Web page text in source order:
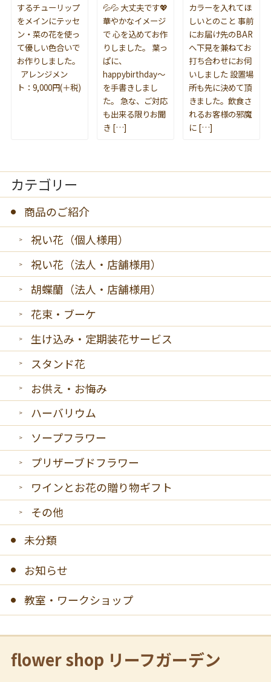
するチューリップ
をメインにテッセ
ン・菜の花を使っ
て優しい色合いで
お作りしました。
アレンジメン
ト：9,000円(＋税)
💦💦 大丈夫です💖
華やかなイメージ
で 心を込めてお作
りしました。 葉っ
ぱに、
happybirthday～
を手書きしまし
た。 急な、ご対応
も出来る限りお聞
き […]
カラーを入れてほ
しいとのこと 事前
にお届け先のBAR
へ下見を兼ねてお
打ち合わせにお伺
いしました 設置場
所も先に決めて頂
きました。飲食さ
れるお客様の邪魔
に […]
カテゴリー
商品のご紹介
祝い花（個人様用）
祝い花（法人・店舗様用）
胡蝶蘭（法人・店舗様用）
花束・ブーケ
生け込み・定期装花サービス
スタンド花
お供え・お悔み
ハーバリウム
ソープフラワー
プリザーブドフラワー
ワインとお花の贈り物ギフト
その他
未分類
お知らせ
教室・ワークショップ
flower shop リーフガーデン